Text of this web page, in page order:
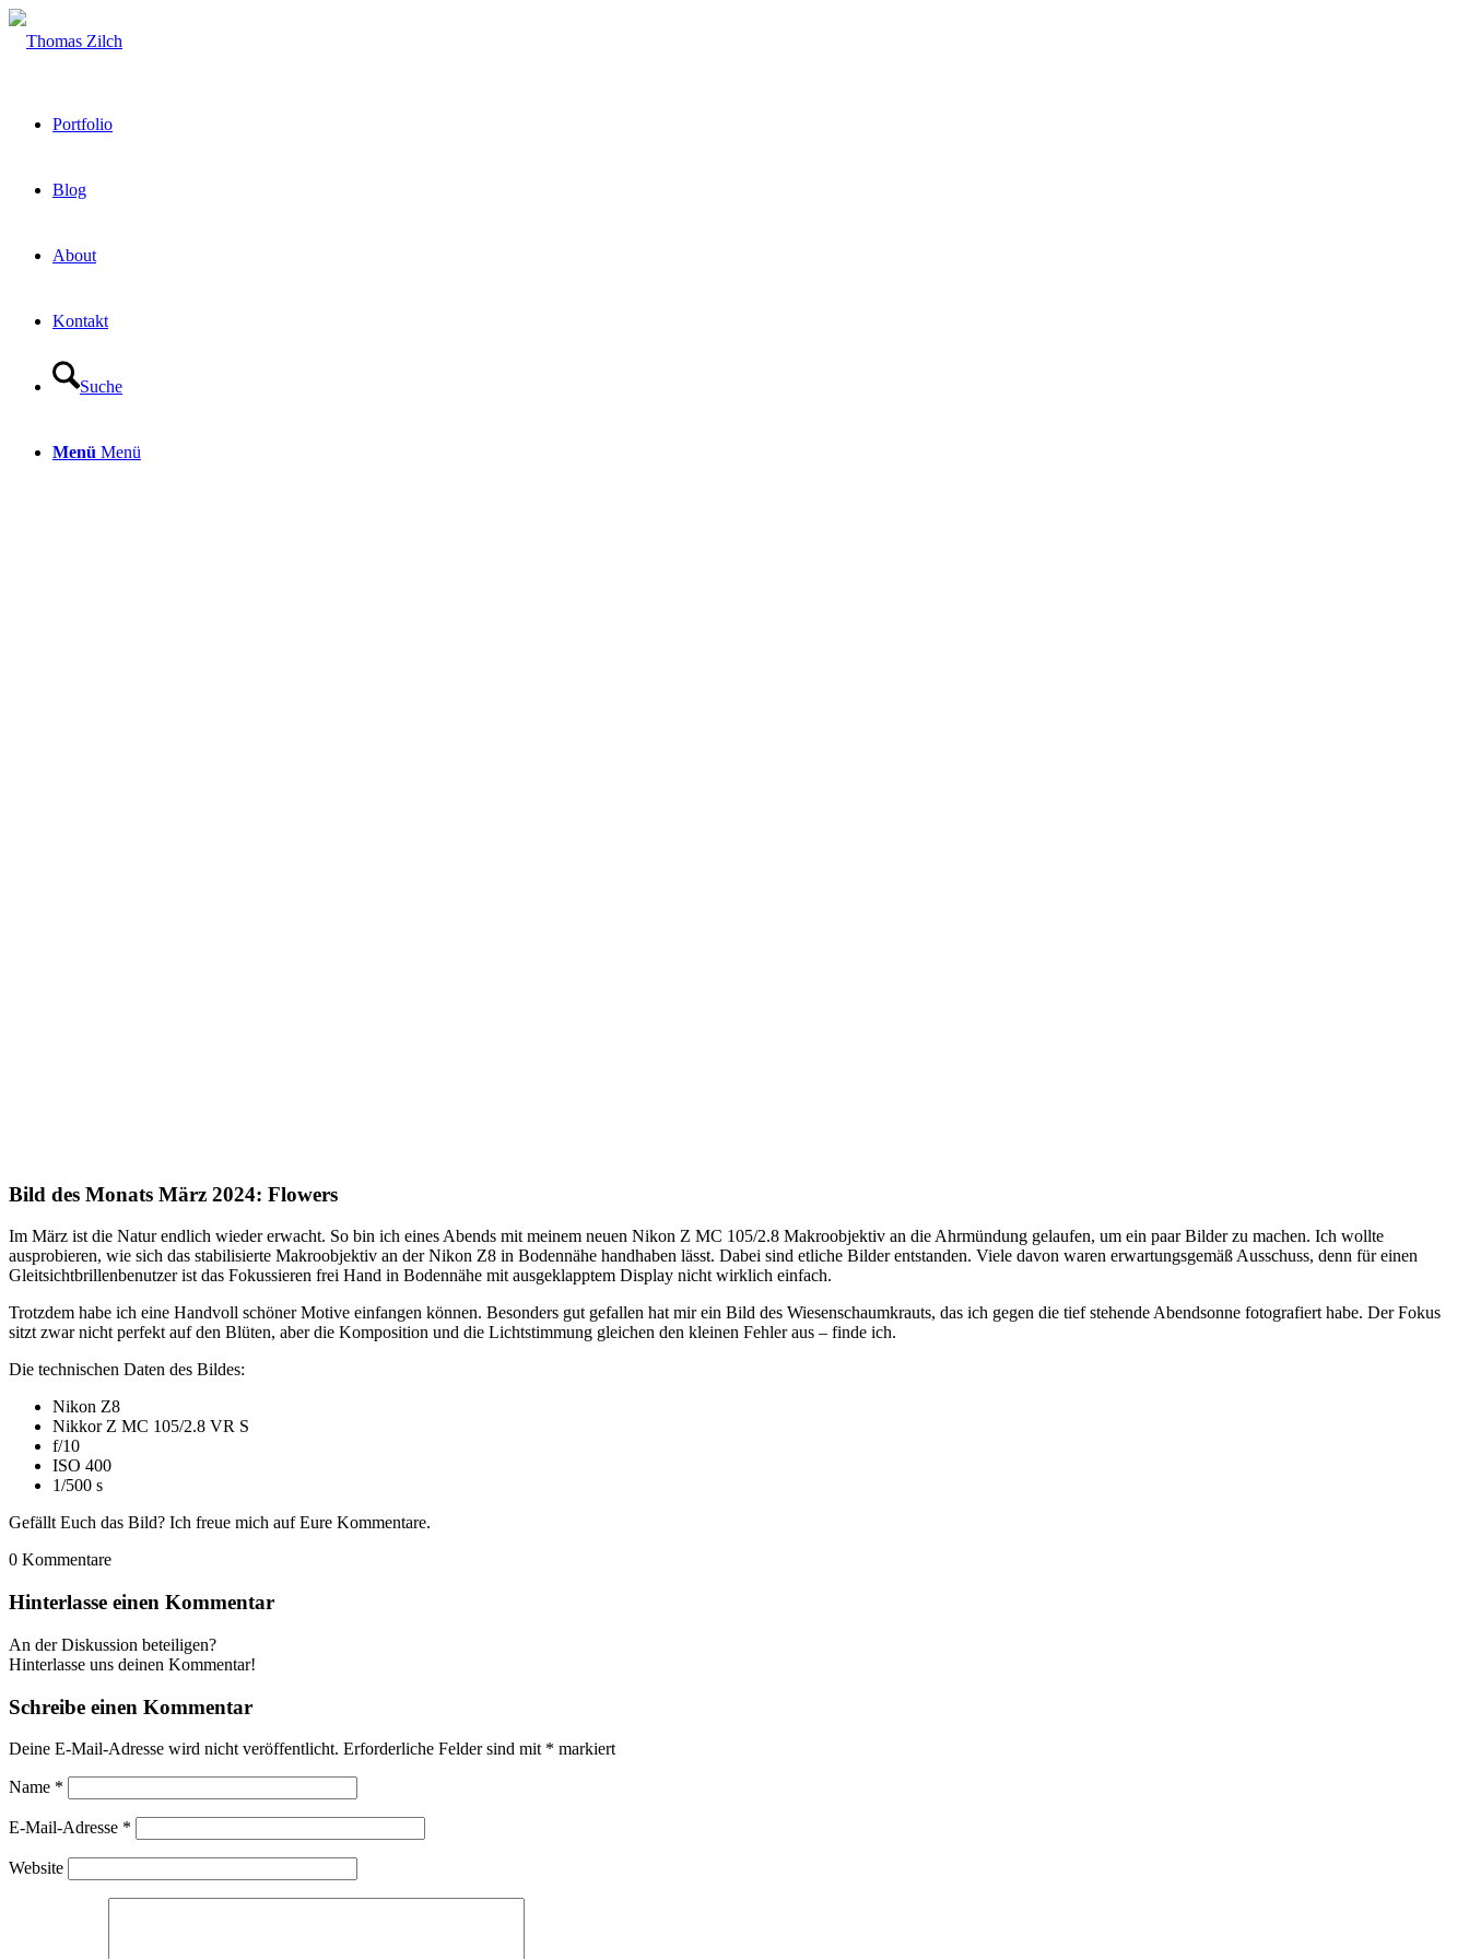
Portfolio
Blog
About
Kontakt
Suche
Menü Menü
Bild des Monats März 2024: Flowers
Im März ist die Natur endlich wieder erwacht. So bin ich eines Abends mit meinem neuen Nikon Z MC 105/2.8 Makroobjektiv an die Ahrmündung gelaufen, um ein paar Bilder zu machen. Ich wollte
ausprobieren, wie sich das stabilisierte Makroobjektiv an der Nikon Z8 in Bodennähe handhaben lässt. Dabei sind etliche Bilder entstanden. Viele davon waren erwartungsgemäß Ausschuss, denn für einen
Gleitsichtbrillenbenutzer ist das Fokussieren frei Hand in Bodennähe mit ausgeklapptem Display nicht wirklich einfach.
Trotzdem habe ich eine Handvoll schöner Motive einfangen können. Besonders gut gefallen hat mir ein Bild des Wiesenschaumkrauts, das ich gegen die tief stehende Abendsonne fotografiert habe. Der Fokus
sitzt zwar nicht perfekt auf den Blüten, aber die Komposition und die Lichtstimmung gleichen den kleinen Fehler aus – finde ich.
Die technischen Daten des Bildes:
Nikon Z8
Nikkor Z MC 105/2.8 VR S
f/10
ISO 400
1/500 s
Gefällt Euch das Bild? Ich freue mich auf Eure Kommentare.
0 Kommentare
Hinterlasse einen Kommentar
An der Diskussion beteiligen?
Hinterlasse uns deinen Kommentar!
Schreibe einen Kommentar
Deine E-Mail-Adresse wird nicht veröffentlicht. Erforderliche Felder sind mit * markiert
Name *
E-Mail-Adresse *
Website